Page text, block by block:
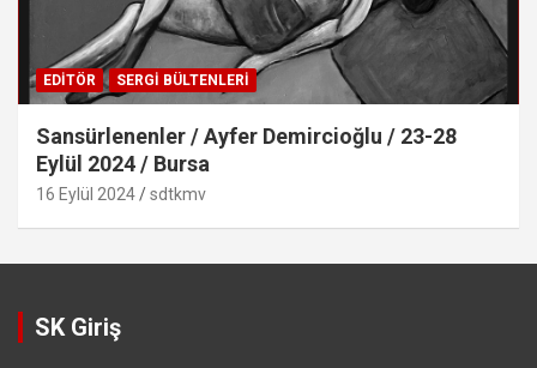
EDITÖR SERGI BÜLTENLERI
Sansürlenenler / Ayfer Demircioğlu / 23-28
Eylül 2024 / Bursa
16 Eylül 2024 sdtkmv
SK Giriş